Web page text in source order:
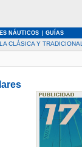
NÁUTICOS GUÍAS
CLÁSICA Y TRADICIONAL